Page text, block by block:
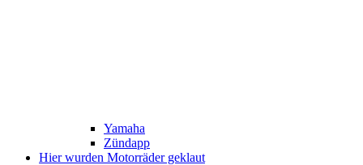
Yamaha
Zündapp
Hier wurden Motorräder geklaut